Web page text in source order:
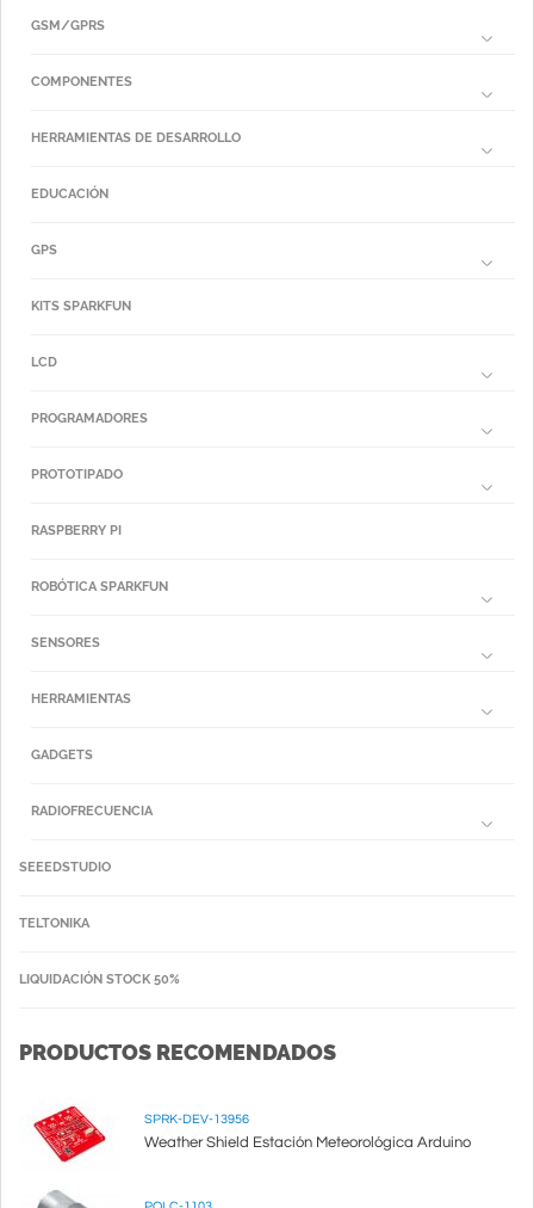
GSM/GPRS
COMPONENTES
HERRAMIENTAS DE DESARROLLO
EDUCACIÓN
GPS
KITS SPARKFUN
LCD
PROGRAMADORES
PROTOTIPADO
RASPBERRY PI
ROBÓTICA SPARKFUN
SENSORES
HERRAMIENTAS
GADGETS
RADIOFRECUENCIA
SEEEDSTUDIO
TELTONIKA
LIQUIDACIÓN STOCK 50%
PRODUCTOS RECOMENDADOS
SPRK-DEV-13956
Weather Shield Estación Meteorológica Arduino